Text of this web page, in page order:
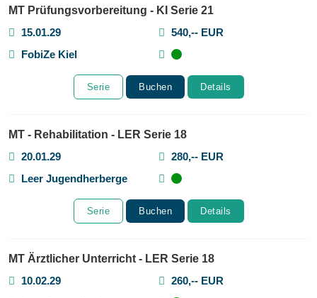
MT Prüfungsvorbereitung - KI Serie 21
15.01.29
540,-- EUR
FobiZe Kiel
Serie Buchen Details
MT - Rehabilitation - LER Serie 18
20.01.29
280,-- EUR
Leer Jugendherberge
Serie Buchen Details
MT Ärztlicher Unterricht - LER Serie 18
10.02.29
260,-- EUR